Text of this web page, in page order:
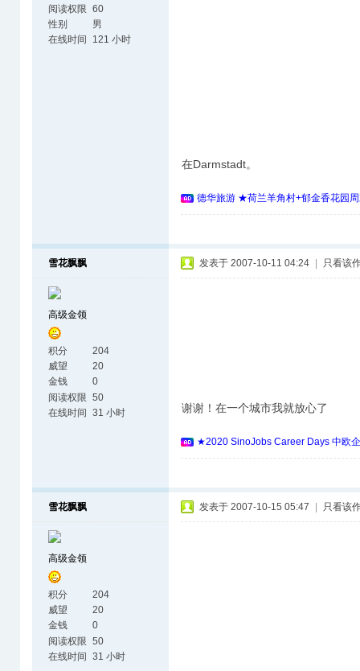
阅读权限 60
性别
男
在线时间
121 小时
在Darmstadt。
德华旅游 ★荷兰羊角村+郁金香花园
雪花飘飘
高级金领
积分
204
威望
20
金钱
0
阅读权限 50
在线时间 31 小时
发表于 2007-10-11 04:24 只看该
谢谢！在一个城市我就放心了
★2020 SinoJobs Career Days 中欧
雪花飘飘
高级金领
积分
204
威望
20
金钱
0
阅读权限 50
在线时间 31 小时
发表于 2007-10-15 05:47 只看该